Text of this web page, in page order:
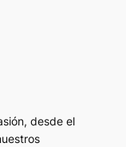
desde el